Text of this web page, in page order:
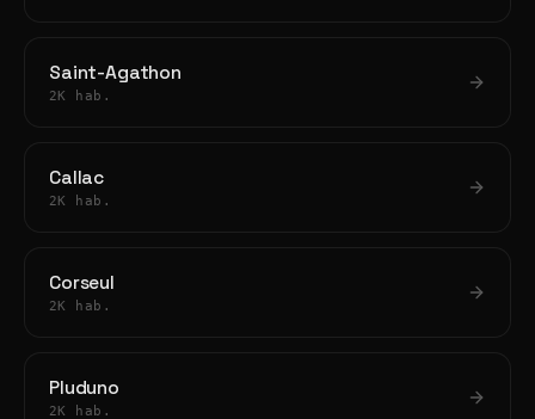
Saint-Agathon
2K hab.
Callac
2K hab.
Corseul
2K hab.
Pluduno
2K hab.